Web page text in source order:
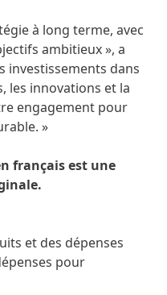
à long terme, avec
ambitieux », a
investissements dans
les innovations et la
engagement pour
»
français est une
et des dépenses
pour